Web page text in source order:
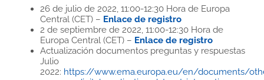
26 de julio de 2022, 11:00-12:30 Hora de Europa
Central (CET) – Enlace de registro
2 de septiembre de 2022, 11:00-12:30 Hora de
Europa Central (CET) – Enlace de registro
Actualización documentos preguntas y respuestas
Julio
2022: https://www.ema.europa.eu/en/documents/